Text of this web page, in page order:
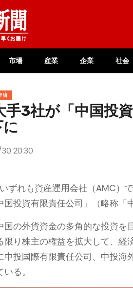
市場 産業 企業 社会
済
手3社が「中国投
20:30
ずれも資産運用会社（AMC）
国投資有限責任公司」（略称「
国の外貨資金の多角的な投資
限り株主の権益を拡大して、
中投国際有限責任公司、中投
る。